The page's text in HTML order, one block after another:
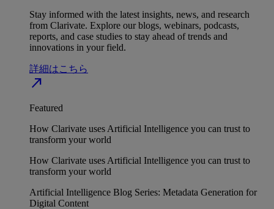
Stay informed with the latest insights, news, and research
from Clarivate. Explore our blogs, webinars, podcasts,
reports, and case studies to stay ahead of trends and
innovations in your field.
詳細はこちら
north_east
Featured
How Clarivate uses Artificial Intelligence you can trust to
transform your world
How Clarivate uses Artificial Intelligence you can trust to
transform your world
Artificial Intelligence Blog Series: Metadata Generation for
Digital Content